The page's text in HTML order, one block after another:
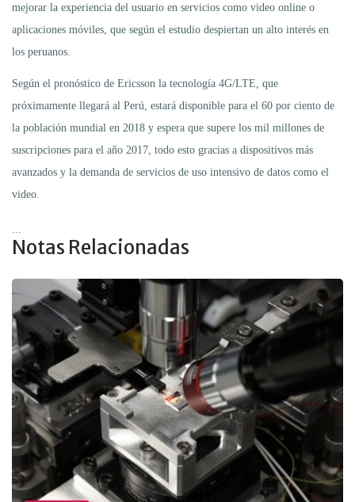
mejorar la experiencia del usuario en servicios como video online o
aplicaciones móviles, que según el estudio despiertan un alto interés en
los peruanos.
Según el pronóstico de Ericsson la tecnología 4G/LTE, que
próximamente llegará al Perú, estará disponible para el 60 por ciento de
la población mundial en 2018 y espera que supere los mil millones de
suscripciones para el año 2017, todo esto gracias a dispositivos más
avanzados y la demanda de servicios de uso intensivo de datos como el
video.
Notas Relacionadas